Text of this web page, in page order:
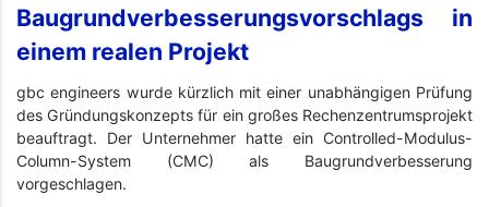
Baugrundverbesserungsvorschlags in
einem realen Projekt
gbc engineers wurde kürzlich mit einer unabhängigen Prüfung
des Gründungskonzepts für ein großes Rechenzentrumsprojekt
beauftragt. Der Unternehmer hatte ein Controlled-Modulus-
Column-System (CMC) als Baugrundverbesserung
vorgeschlagen.